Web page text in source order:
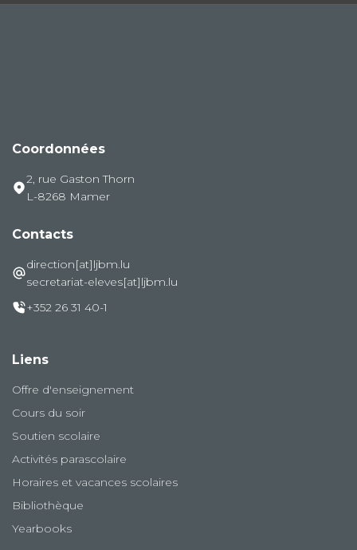
Coordonnées
2, rue Gaston Thorn
L-8268 Mamer
Contacts
direction[at]ljbm.lu
secretariat-eleves[at]ljbm.lu
+352 26 31 40-1
Liens
Offre d'enseignement
Cours du soir
Soutien scolaire
Activités parascolaire
Horaires et vacances scolaires
Bibliothèque
Yearbooks